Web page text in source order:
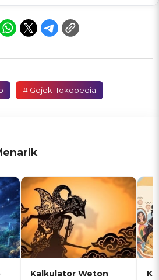
# Gojek-Tokopedia
Kalkulator Weton